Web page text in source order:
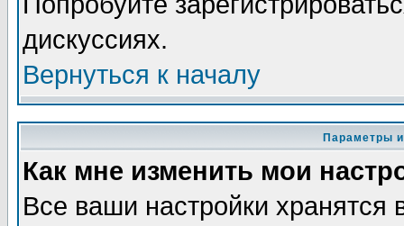
дискуссиях.
Вернуться к началу
Параметры
Как мне изменить мои
Все ваши настройки